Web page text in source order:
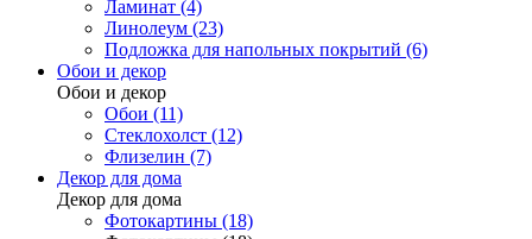
Ламинат (4)
Линолеум (23)
Подложка для напольных покрытий (6)
Обои и декор
Обои и декор
Обои (11)
Стеклохолст (12)
Флизелин (7)
Декор для дома
Декор для дома
Фотокартины (18)